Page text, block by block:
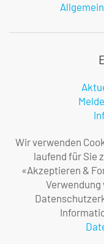
Wir verwenden
laufend für Sie
«Akzeptieren &
Verwendung